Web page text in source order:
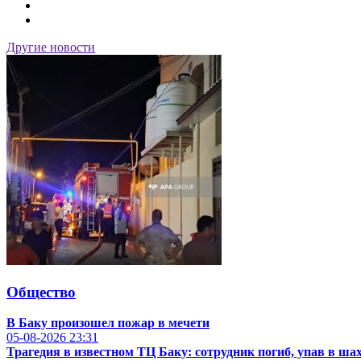
Другие новости
Общество
В Баку произошел пожар в мечети
05-08-2026 23:31
Трагедия в известном ТЦ Баку: сотрудник погиб, упав в